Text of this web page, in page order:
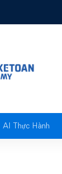
AI Thực Hành
2015